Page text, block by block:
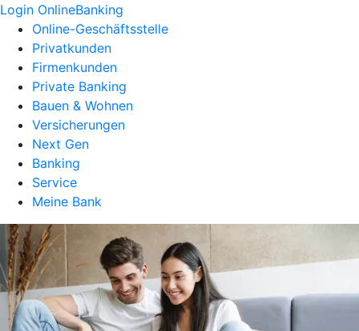
Login OnlineBanking
Online-Geschäftsstelle
Privatkunden
Firmenkunden
Private Banking
Bauen & Wohnen
Versicherungen
Next Gen
Banking
Service
Meine Bank